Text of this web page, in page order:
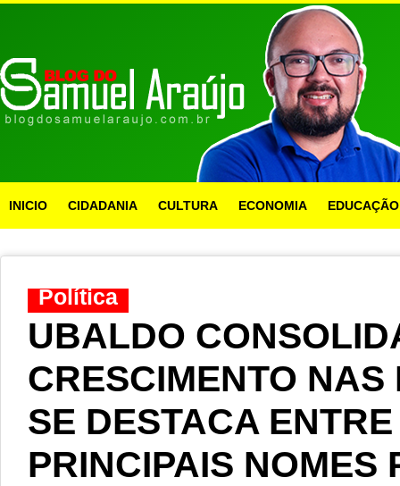
INICIO CIDADANIA CULTURA ECONOMIA EDUCAÇÃO
Política
UBALDO
CRESCIMENTO NAS
SE DESTACA
PRINCIPAIS NOMES